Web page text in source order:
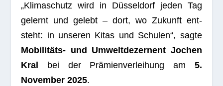
„Kli­ma­schutz wird in Düs­sel­dorf jeden Tag
gelernt und gelebt – dort, wo Zukunft ent­
steht: in unse­ren Kitas und Schu­len“, sagte
Mobi­li­täts- und Umwelt­de­zer­nent Jochen
Kral
bei der Prä­mi­en­ver­lei­hung am 5.
Novem­ber 2025.